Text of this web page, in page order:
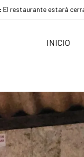
El restaurante estará
INICIO